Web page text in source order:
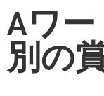
Aワ
別の